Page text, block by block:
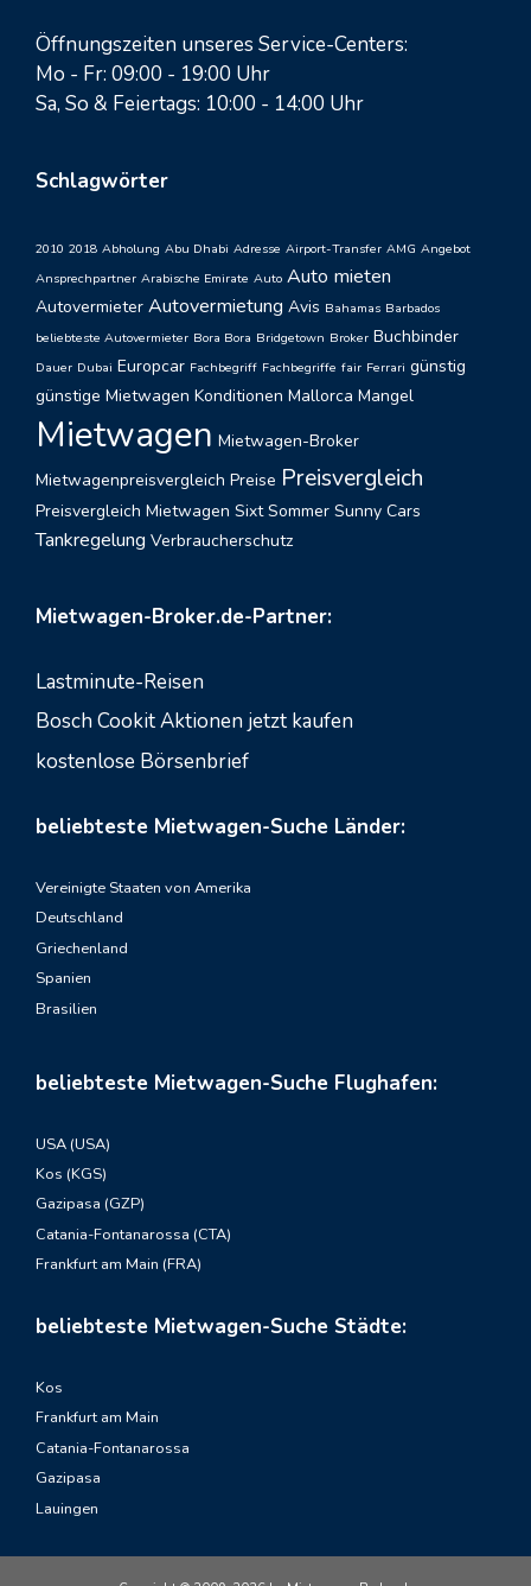
Öffnungszeiten unseres Service-Centers:
Mo - Fr: 09:00 - 19:00 Uhr
Sa, So & Feiertags: 10:00 - 14:00 Uhr
Schlagwörter
2010 2018 Abholung Abu Dhabi Adresse Airport-Transfer AMG Angebot
Ansprechpartner Arabische Emirate Auto Auto mieten
Autovermieter Autovermietung Avis Bahamas Barbados
beliebteste Autovermieter Bora Bora Bridgetown Broker Buchbinder
Dauer Dubai Europcar Fachbegriff Fachbegriffe fair Ferrari günstig
günstige Mietwagen Konditionen Mallorca Mangel
Mietwagen Mietwagen-Broker
Mietwagenpreisvergleich Preise Preisvergleich
Preisvergleich Mietwagen Sixt Sommer Sunny Cars
Tankregelung Verbraucherschutz
Mietwagen-Broker.de-Partner:
Lastminute-Reisen
Bosch Cookit Aktionen jetzt kaufen
kostenlose Börsenbrief
beliebteste Mietwagen-Suche Länder:
Vereinigte Staaten von Amerika
Deutschland
Griechenland
Spanien
Brasilien
beliebteste Mietwagen-Suche Flughafen:
USA (USA)
Kos (KGS)
Gazipasa (GZP)
Catania-Fontanarossa (CTA)
Frankfurt am Main (FRA)
beliebteste Mietwagen-Suche Städte:
Kos
Frankfurt am Main
Catania-Fontanarossa
Gazipasa
Lauingen